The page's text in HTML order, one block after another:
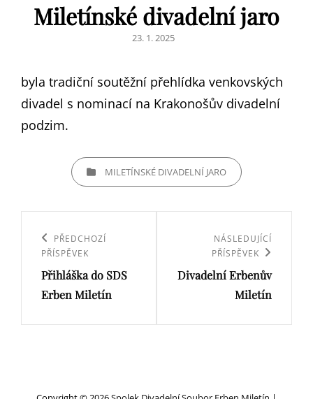
Miletínské divadelní jaro
POSTED
23. 1. 2025
byla tradiční soutěžní přehlídka venkovských
divadel s nominací na Krakonošův divadelní
podzim.
CATEGORIESMILETÍNSKÉ DIVADELNÍ JARO
pro
příspěvek
Previous
PŘEDCHOZÍ
PŘÍSPĚVEK
Přihláška do SDS
Erben Miletín
NÁSLEDUJÍCÍ
PŘÍSPĚVEK
Divadelní Erbenův
Miletín